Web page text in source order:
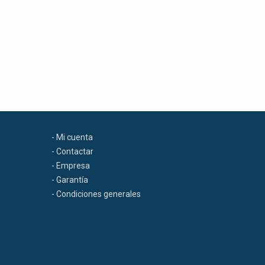
- Mi cuenta
- Contactar
- Empresa
- Garantía
- Condiciones generales